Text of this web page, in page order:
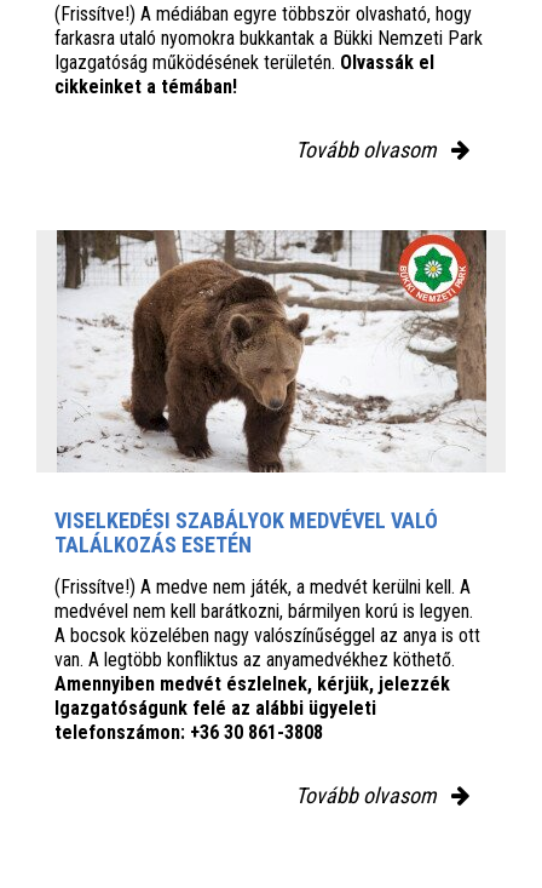
(Frissítve!) A médiában egyre többször olvasható, hogy
farkasra utaló nyomokra bukkantak a Bükki Nemzeti Park
Igazgatóság működésének területén. Olvassák el
cikkeinket a témában!
Tovább olvasom
VISELKEDÉSI SZABÁLYOK MEDVÉVEL VALÓ
TALÁLKOZÁS ESETÉN
(Frissítve!) A medve nem játék, a medvét kerülni kell. A
medvével nem kell barátkozni, bármilyen korú is legyen.
A bocsok közelében nagy valószínűséggel az anya is ott
van. A legtöbb konfliktus az anyamedvékhez köthető.
Amennyiben medvét észlelnek, kérjük, jelezzék
Igazgatóságunk felé az alábbi ügyeleti
telefonszámon: +36 30 861-3808
Tovább olvasom